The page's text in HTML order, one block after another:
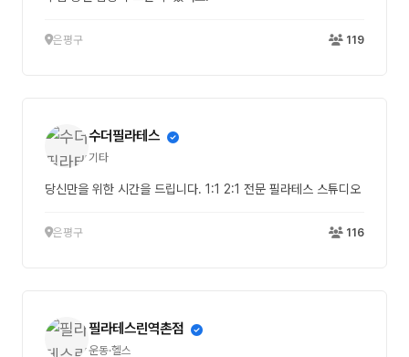
은평구 119
수더필라테스
기타
당신만을 위한 시간을 드립니다. 1:1 2:1 전문 필라테스 스튜디오
은평구 116
필라테스린역촌점
운동·헬스